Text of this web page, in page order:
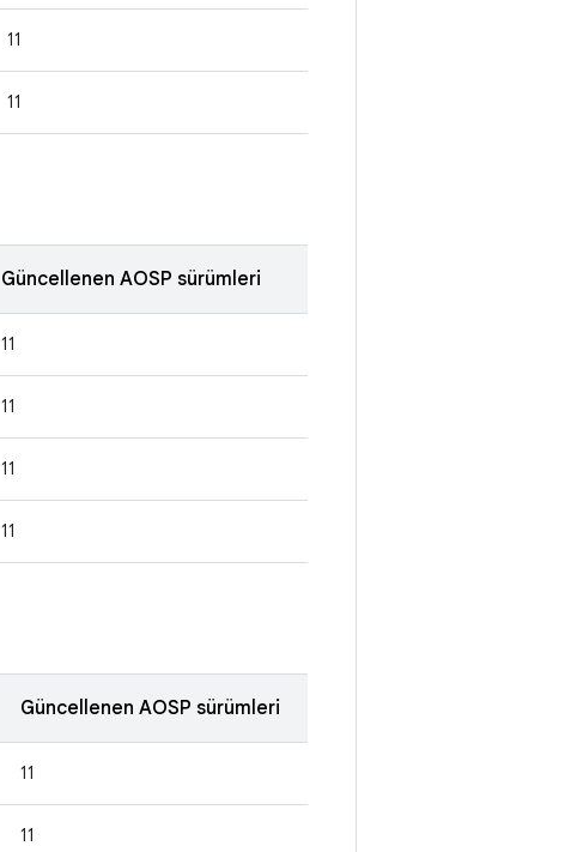
11
11
Güncellenen AOSP sürümleri
11
11
11
11
Güncellenen AOSP sürümleri
11
11